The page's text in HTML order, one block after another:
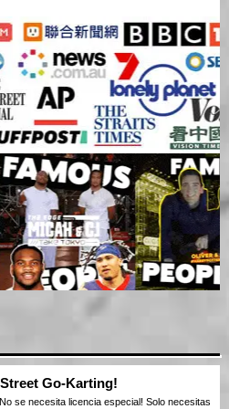
Go-Karting!
se necesita licencia especial! Solo necesitas